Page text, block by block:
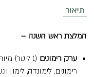
תיאור
המלצת ראש השנה –
ערק רימונים
(1 ליטר)
רימונים, לימונדה, לימון